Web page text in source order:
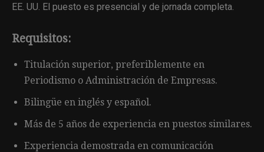
EE. UU. El puesto es presencial y de jornada completa.
Requisitos:
Titulación superior, preferiblemente en
Periodismo o Administración de Empresas.
Bilingüe en inglés y español.
Más de 5 años de experiencia en puestos similares.
Experiencia demostrada en comunicación